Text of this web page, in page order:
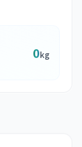
0kg